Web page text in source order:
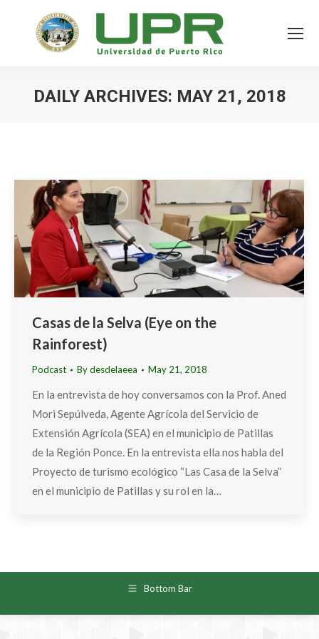
DAILY ARCHIVES: MAY 21, 2018
Casas de la Selva (Eye on the
Rainforest)
Podcast Bydesdelaeea May 21, 2018
En la entrevista de hoy conversamos con la Prof. Aned
Mori Sepúlveda, Agente Agrícola del Servicio de
Extensión Agrícola (SEA) en el municipio de Patillas
de la Región Ponce. En la entrevista ella nos habla del
Proyecto de turismo ecológico “Las Casa de la Selva”
en el municipio de Patillas y su rol en la…
Bottom Bar